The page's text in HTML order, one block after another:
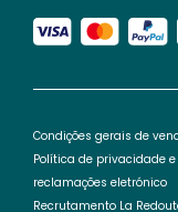
Condições gerais de
Política de privacidade e
reclamações eletrónico
Recrutamento La